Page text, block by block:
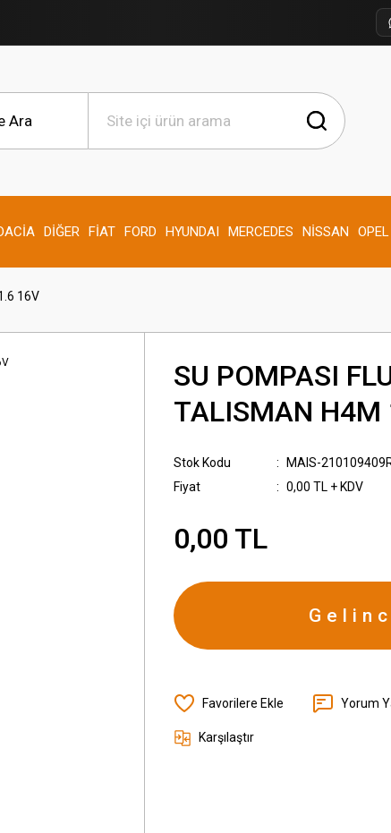
DİĞER FİAT FORD HYUNDAI MERCEDES NİSSAN OPEL
16V
SU POMPASI
TALISMAN H4M
Stok Kodu
MAIS-
Fiyat
0,00 TL + KDV
0,00 TL
Yorum
Karşılaştır